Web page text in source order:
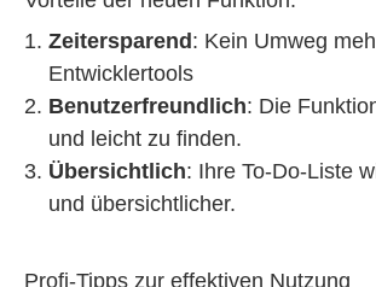
Zeitersparend: Kein Umweg
Entwicklertools
Benutzerfreundlich: Die
und leicht zu finden.
Übersichtlich: Ihre To-Do-Liste
und übersichtlicher.
Profi-Tipps zur effektiven Nutzung